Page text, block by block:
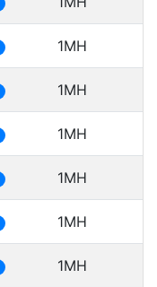
1MH
1MH
1MH
1MH
1MH
1MH